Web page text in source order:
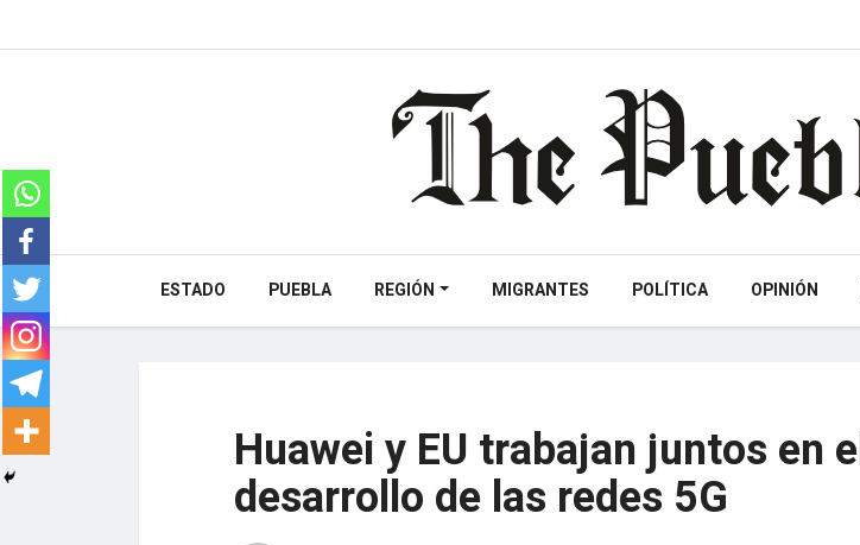
ESTADO PUEBLA REGIÓN MIGRANTES POLÍTICA OPINIÓN
Huawei y EU trabajan juntos en
desarrollo de las redes 5G